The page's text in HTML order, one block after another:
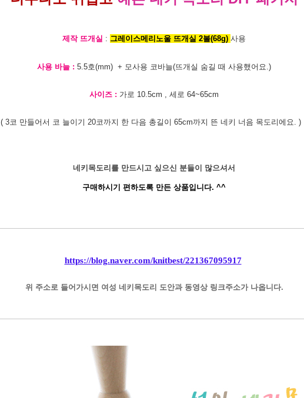
제작 뜨개실 : 그레이스메리노울 뜨개실 2볼(68g) 사용
사용 바늘 : 5.5호(mm) + 모사용 코바늘(뜨개실 숨길 때 사용했어요.)
사이즈 : 가로 10.5cm , 세로 64~65cm
( 3코 만들어서 코 늘이기 20코까지 한 다음 총길이 65cm까지 뜬 네키 너음 목도리에요. )
네키목도리를 만드시고 싶으신 분들이 많으셔서
구매하시기 편하도록 만든 상품입니다. ^^
https://blog.naver.com/knitbest/221367095917
위 주소로 들어가시면 여성 네키목도리 도안과 동영상 링크주소가 나옵니다.